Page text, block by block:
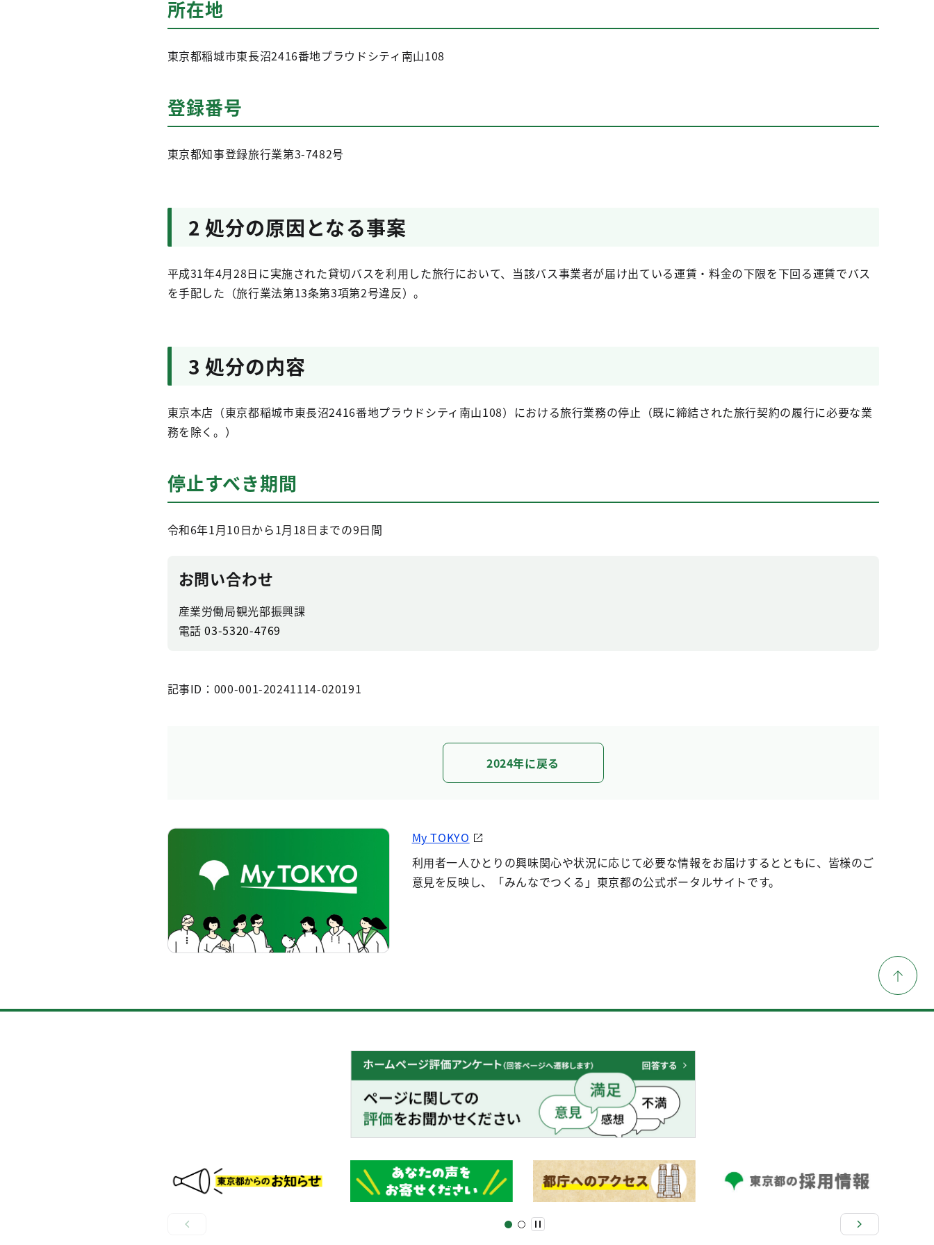
所在地
東京都稲城市東長沼2416番地プラウドシティ南山108
登録番号
東京都知事登録旅行業第3-7482号
2 処分の原因となる事案
平成31年4月28日に実施された貸切バスを利用した旅行において、当該バス事業者が届け出ている運賃・料金の下限を下回る運賃でバス
を手配した（旅行業法第13条第3項第2号違反）。
3 処分の内容
東京本店（東京都稲城市東長沼2416番地プラウドシティ南山108）における旅行業務の停止（既に締結された旅行契約の履行に必要な業
務を除く。）
停止すべき期間
令和6年1月10日から1月18日までの9日間
お問い合わせ
産業労働局観光部振興課
電話03-5320-4769
記事ID：000-001-20241114-020191
2024年に戻る
My TOKYO
利用者一人ひとりの興味関心や状況に応じて必要な情報をお届けするとともに、皆様のご
意見を反映し、「みんなでつくる」東京都の公式ポータルサイトです。